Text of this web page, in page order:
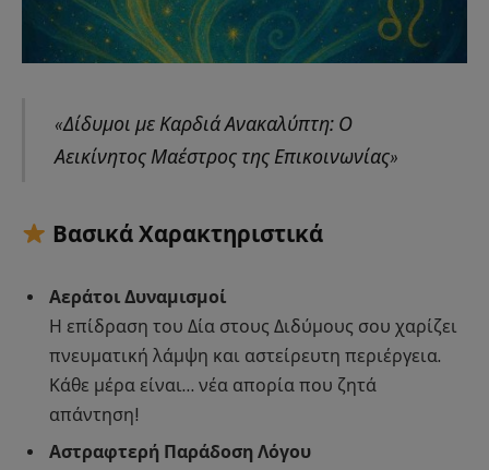
«Δίδυμοι με Καρδιά Ανακαλύπτη: Ο
Αεικίνητος Μαέστρος της Επικοινωνίας»
Βασικά Χαρακτηριστικά
Αεράτοι Δυναμισμοί
Η επίδραση του Δία στους Διδύμους σου χαρίζει
πνευματική λάμψη και αστείρευτη περιέργεια.
Κάθε μέρα είναι… νέα απορία που ζητά
απάντηση!
Αστραφτερή Παράδοση Λόγου